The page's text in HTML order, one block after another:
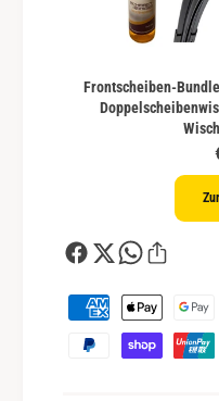
Frontscheiben-
Z
a